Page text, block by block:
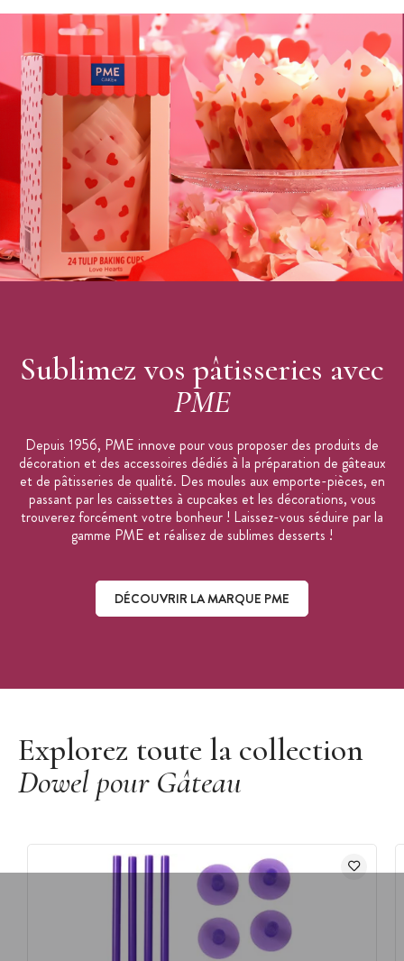
Tiges en bois
Tige de soutien, dowel cake
Longueur : 30 cm
Quantité : 12
Matériau : bois, apte au contact alimentaire
Réutilisables, robustes et durables
Utilisation, pour maintenir vos gâteaux à étages, pièces
montées et autres créations de cake design
Marque : PME
Sublimez vos pâtisseries avec
PME
Depuis 1956, PME innove pour vous proposer des produits de
décoration et des accessoires dédiés à la préparation de gâteaux
et de pâtisseries de qualité. Des moules aux emporte-pièces, en
passant par les caissettes à cupcakes et les décorations, vous
trouverez forcément votre bonheur ! Laissez-vous séduire par la
gamme PME et réalisez de sublimes desserts !
DÉCOUVRIR LA MARQUE PME
Explorez toute la collection
Dowel pour Gâteau